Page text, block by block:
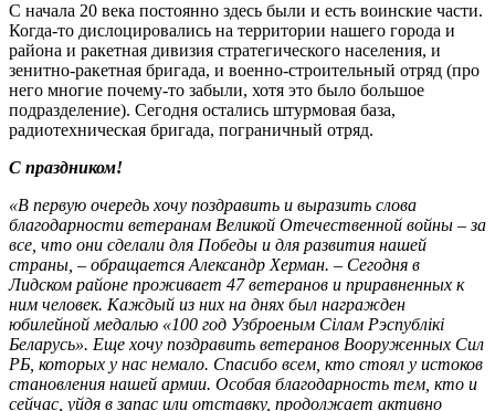
С начала 20 века постоянно здесь были и есть воинские части.
Когда-то дислоцировались на территории нашего города и
района и ракетная дивизия стратегического населения, и
зенитно-ракетная бригада, и военно-строительный отряд (про
него многие почему-то забыли, хотя это было большое
подразделение). Сегодня остались штурмовая база,
радиотехническая бригада, пограничный отряд.
С праздником!
«В первую очередь хочу поздравить и выразить слова
благодарности ветеранам Великой Отечественной войны – за
все, что они сделали для Победы и для развития нашей
страны, – обращается Александр Херман. – Сегодня в
Лидском районе проживает 47 ветеранов и приравненных к
ним человек. Каждый из них на днях был награжден
юбилейной медалью «100 год Узброеным Сілам Рэспублікі
Беларусь». Еще хочу поздравить ветеранов Вооруженных Сил
РБ, которых у нас немало. Спасибо всем, кто стоял у истоков
становления нашей армии. Особая благодарность тем, кто и
сейчас, уйдя в запас или отставку, продолжает активно